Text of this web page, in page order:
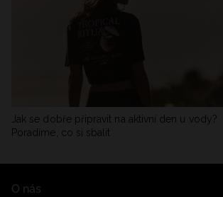
Jak se dobře připravit na aktivní den u vody?
Poradíme, co si sbalit
O nás